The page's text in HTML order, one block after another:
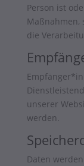
Person ist
Maßnahmen,
die
unserer
werden.
Daten